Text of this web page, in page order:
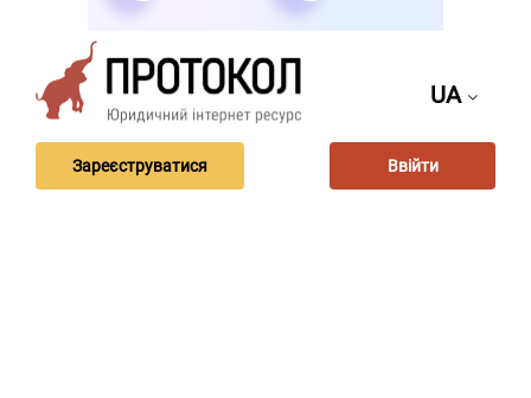
UA
Зареєструватися Ввійти